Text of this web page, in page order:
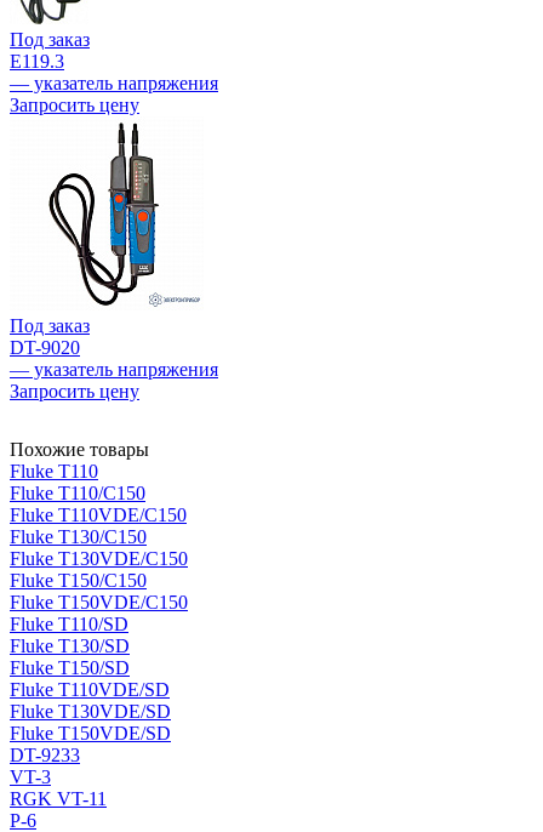
Под заказ
Е119.3
— указатель напряжения
Запросить цену
Под заказ
DT-9020
— указатель напряжения
Запросить цену
Похожие товары
Fluke T110
Fluke T110/C150
Fluke T110VDE/C150
Fluke T130/C150
Fluke T130VDE/C150
Fluke T150/C150
Fluke T150VDE/C150
Fluke T110/SD
Fluke T130/SD
Fluke T150/SD
Fluke T110VDE/SD
Fluke T130VDE/SD
Fluke T150VDE/SD
DT-9233
VT-3
RGK VT-11
P-6